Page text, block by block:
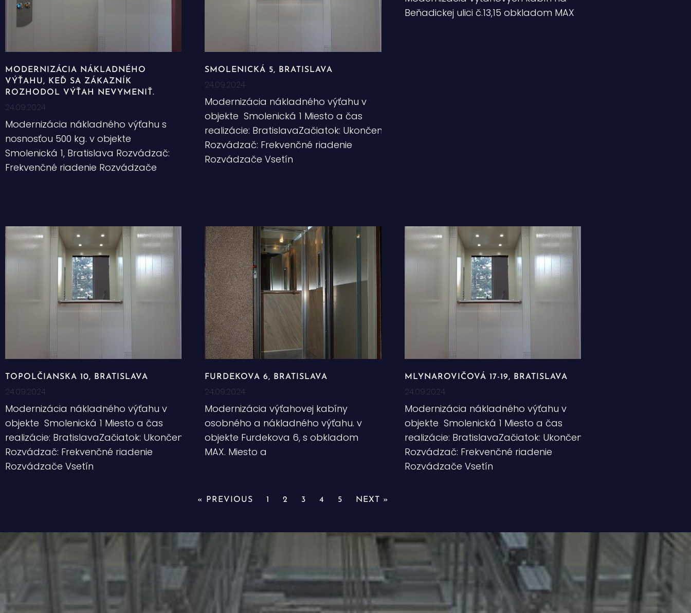
MODERNIZÁCIA NÁKLADNÉHO
VÝŤAHU, KEĎ SA ZÁKAZNÍK
ROZHODOL VÝŤAH NEVYMENIŤ.
24.09.2024
Modernizácia nákladného výťahu s
nosnosťou 500 kg. v objekte
Smolenická 1, Bratislava Rozvádzač:
Frekvenčné riadenie Rozvádzače
SMOLENICKÁ 5, BRATISLAVA
24.09.2024
Modernizácia nákladného výťahu v
objekte Smolenická 1 Miesto a čas
realizácie: BratislavaZačiatok: Ukončenie:
Rozvádzač: Frekvenčné riadenie
Rozvádzače Vsetín
Beňadickej ulici č.13,15 obkladom MAX
TOPOLČIANSKA 10, BRATISLAVA
24.09.2024
Modernizácia nákladného výťahu v
objekte Smolenická 1 Miesto a čas
realizácie: BratislavaZačiatok: Ukončenie:
Rozvádzač: Frekvenčné riadenie
Rozvádzače Vsetín
FURDEKOVA 6, BRATISLAVA
24.09.2024
Modernizácia výťahovej kabíny
osobného a nákladného výťahu. v
objekte Furdekova 6, s obkladom
MAX. Miesto a
MLYNAROVIČOVÁ 17-19, BRATISLAVA
24.09.2024
Modernizácia nákladného výťahu v
objekte Smolenická 1 Miesto a čas
realizácie: BratislavaZačiatok: Ukončenie:
Rozvádzač: Frekvenčné riadenie
Rozvádzače Vsetín
« PREVIOUS 1 2 3 4 5 NEXT »